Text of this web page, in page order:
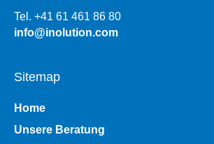
Tel. +41 61 461 86 80
info@inolution.com
Sitemap
Home
Unsere Beratung